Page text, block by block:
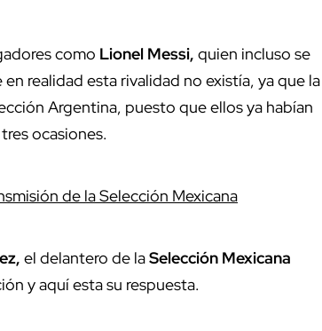
como Lionel Messi, quien incluso se
realidad esta rivalidad no existía, ya que la
Argentina, puesto que ellos ya habían
ocasiones.
de la Selección Mexicana
el delantero de laSelección Mexicana
y aquí esta su respuesta.